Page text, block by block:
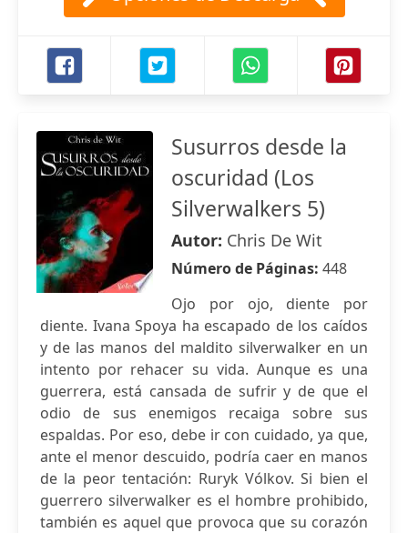
Susurros desde la
oscuridad (Los
Silverwalkers 5)
Autor: Chris De Wit
Número de Páginas: 448
Ojo por ojo, diente por
diente. Ivana Spoya ha escapado de los caídos
y de las manos del maldito silverwalker en un
intento por rehacer su vida. Aunque es una
guerrera, está cansada de sufrir y de que el
odio de sus enemigos recaiga sobre sus
espaldas. Por eso, debe ir con cuidado, ya que,
ante el menor descuido, podría caer en manos
de la peor tentación: Ruryk Vólkov. Si bien el
guerrero silverwalker es el hombre prohibido,
también es aquel que provoca que su corazón